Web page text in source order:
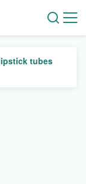
tubes